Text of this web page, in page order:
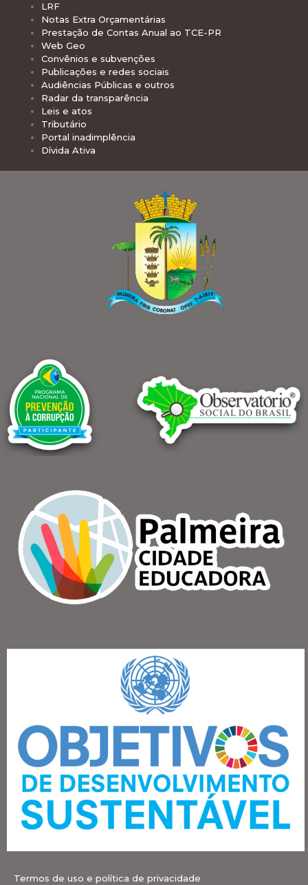
LRF
Notas Extra Orçamentárias
Prestação de Contas Anual ao TCE-PR
Web Geo
Convênios e subvenções
Publicações e redes sociais
Audiências Públicas e outros
Radar da transparência
Leis e atos
Tributário
Portal inadimplência
Dívida Ativa
Termos de uso e política de privacidade